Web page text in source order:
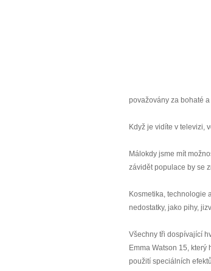
považovány za bohaté
Když je vidíte v televizi,
Málokdy jsme mít
závidět populace by se
Kosmetika, technologie
nedostatky, jako pihy,
Všechny tři dospívající
Emma Watson 15,
použití speciálních